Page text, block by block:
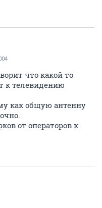
что какой то
к телевидению
как общую антенну
от операторов к